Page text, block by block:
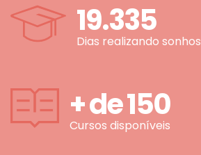
19.335
Dias realizando sonhos
+ de150
Cursos disponíveis